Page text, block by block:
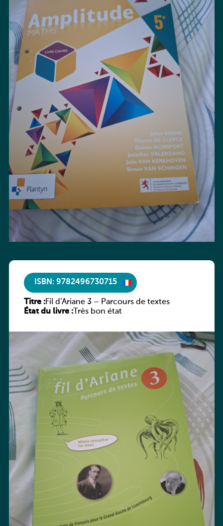
ISBN: 9782496730715
Titre :Fil d’Ariane 3 – Parcours de textes
État du livre :Très bon état